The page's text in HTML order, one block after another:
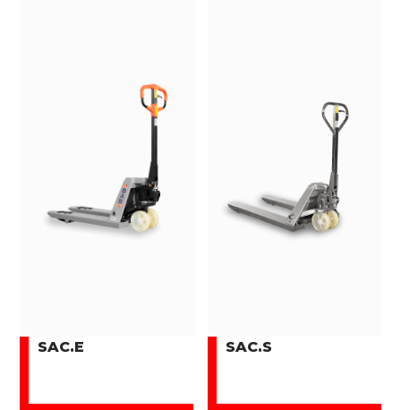
SAC.E SAC.S